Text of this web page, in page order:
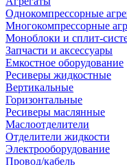
Однокомпрессорные
Многокомпрессорные
Моноблоки и сплит-
Запчасти и аксессуары
Емкостное оборудование
Ресиверы жидкостные
Вертикальные
Горизонтальные
Ресиверы маслянные
Маслоотделители
Отделители жидкости
Электрооборудование
Провод/кабель